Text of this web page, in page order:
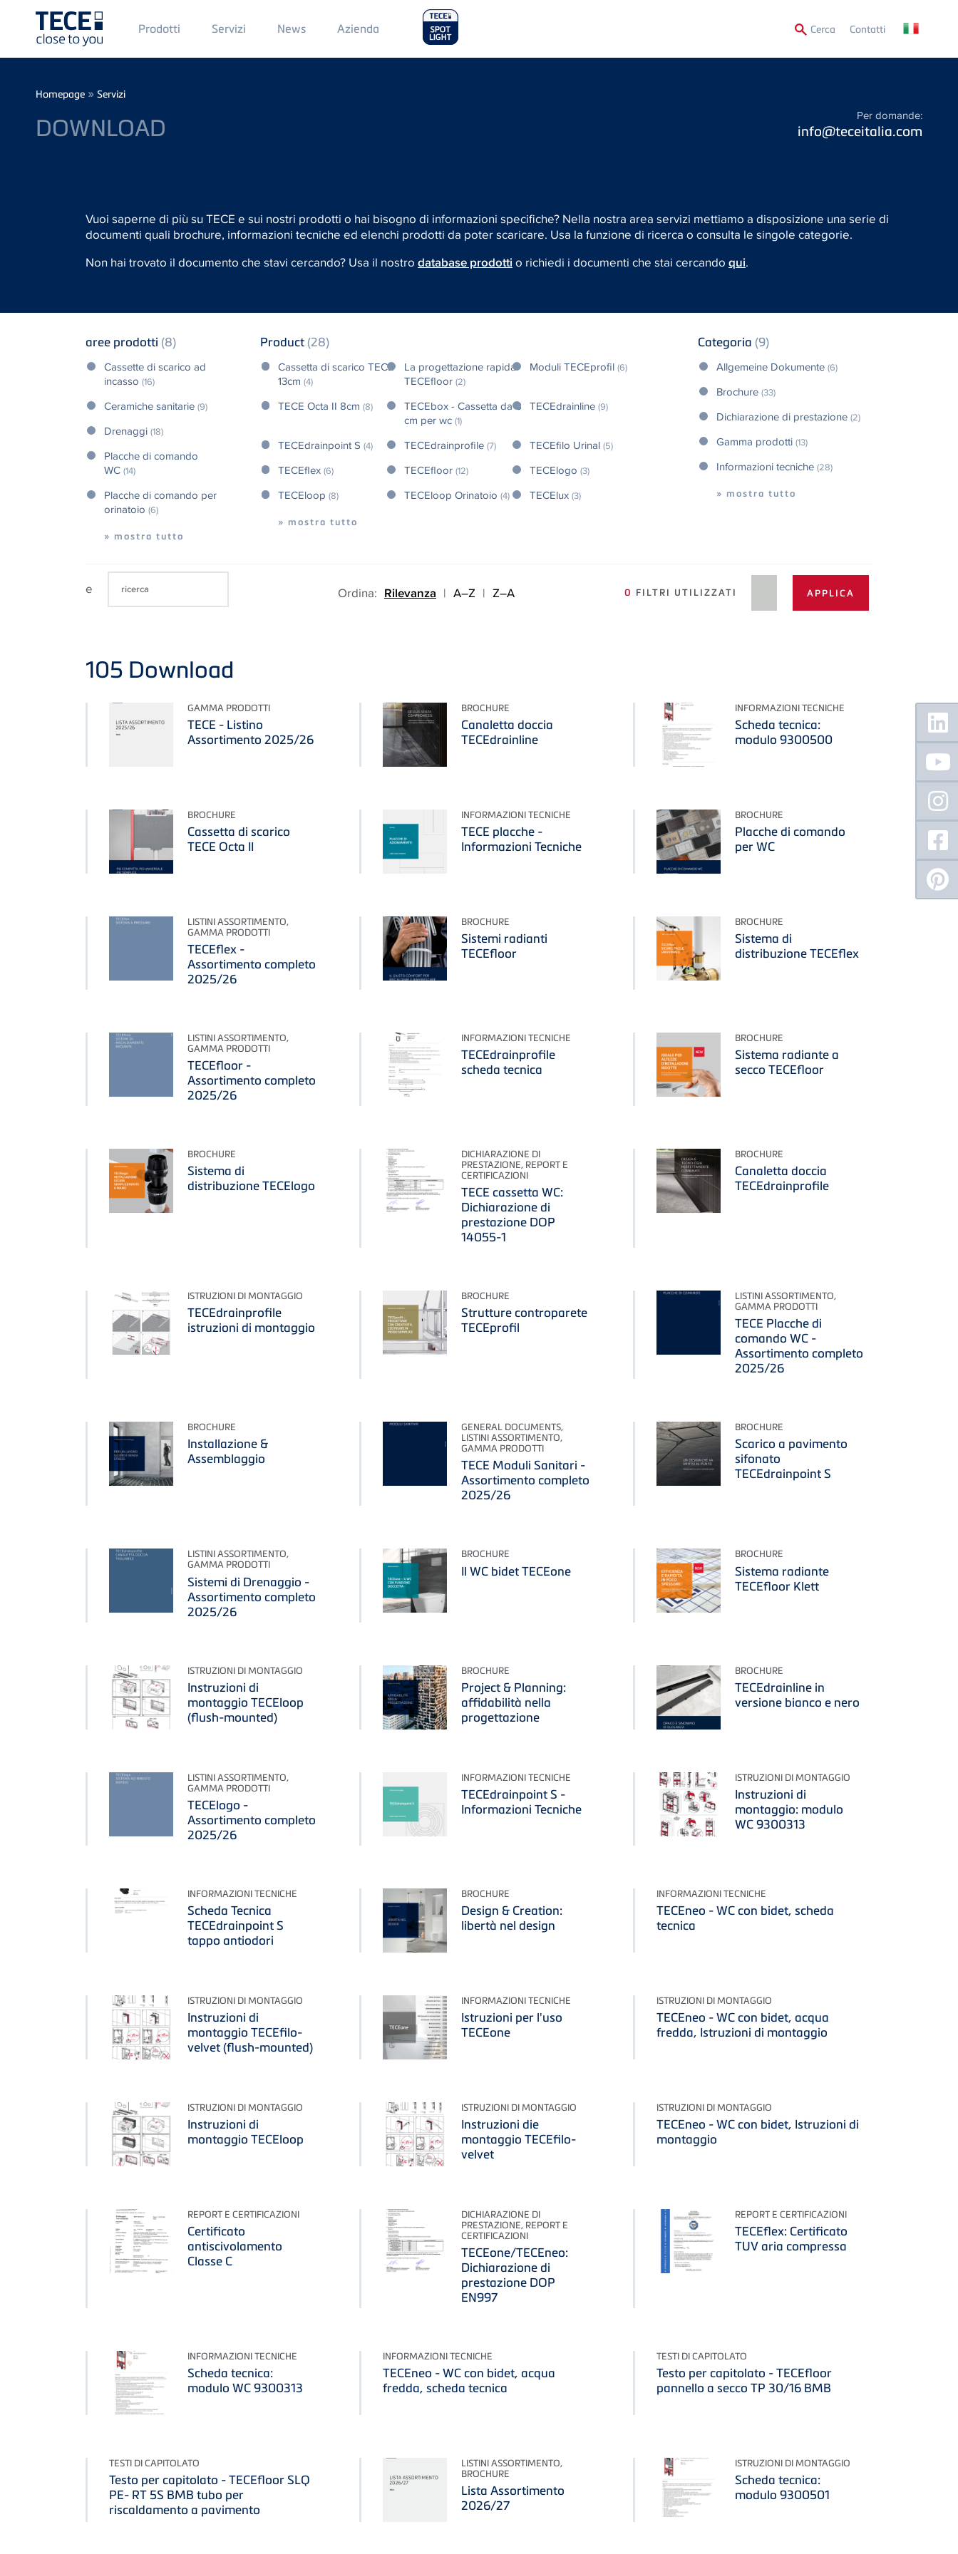
Main
Menü
1
Prodotti Servizi News Main
Menu
2
Azienda Cerca Secondary
Menu
Contatti
Breadcrumb
Homepage » Servizi
DOWNLOAD Per domande:
info@teceitalia.com
Vuoi saperne di più su TECE e sui nostri prodotti o hai bisogno di informazioni specifiche? Nella nostra area servizi mettiamo a disposizione una serie di
documenti quali brochure, informazioni tecniche ed elenchi prodotti da poter scaricare. Usa la funzione di ricerca o consulta le singole categorie.
Non hai trovato il documento che stavi cercando? Usa il nostro database prodotti o richiedi i documenti che stai cercando qui.
aree prodotti (8)
Cassette di scarico ad
incasso (16)
Ceramiche sanitarie (9)
Drenaggi (18)
Placche di comando
WC (14)
Placche di comando per
orinatoio (6)
» mostra tutto
Product (28)
Cassetta di scarico TECE
13cm(4)
La progettazione rapida
TECEfloor (2)
Moduli TECEprofil (6)
TECE Octa II 8cm(8)
TECEbox - Cassetta da 8
cm per wc (1)
TECEdrainline (9)
TECEdrainpoint S(4) TECEdrainprofile (7) TECEfilo Urinal (5)
TECEflex(6) TECEfloor (12) TECElogo (3)
TECEloop(8) TECEloop Orinatoio (4) TECElux (3)
» mostra tutto
Categoria (9)
Allgemeine Dokumente (6)
Brochure (33)
Dichiarazione di prestazione (2)
Gamma prodotti (13)
Informazioni tecniche (28)
» mostra tutto
e Ordina: Rilevanza | A–Z | Z–A 0 FILTRI UTILIZZATI
105 Download
GAMMA PRODOTTI
TECE - Listino
Assortimento 2025/26
BROCHURE
Canaletta doccia
TECEdrainline
INFORMAZIONI TECNICHE
Scheda tecnica:
modulo 9300500
BROCHURE
Cassetta di scarico
TECE Octa II
INFORMAZIONI TECNICHE
TECE placche -
Informazioni Tecniche
BROCHURE
Placche di comando
per WC
LISTINI ASSORTIMENTO,
GAMMA PRODOTTI
TECEflex -
Assortimento completo
2025/26
BROCHURE
Sistemi radianti
TECEfloor
BROCHURE
Sistema di
distribuzione TECEflex
LISTINI ASSORTIMENTO,
GAMMA PRODOTTI
TECEfloor -
Assortimento completo
2025/26
INFORMAZIONI TECNICHE
TECEdrainprofile
scheda tecnica
BROCHURE
Sistema radiante a
secco TECEfloor
BROCHURE
Sistema di
distribuzione TECElogo
DICHIARAZIONE DI
PRESTAZIONE, REPORT E
CERTIFICAZIONI
TECE cassetta WC:
Dichiarazione di
prestazione DOP
14055-1
BROCHURE
Canaletta doccia
TECEdrainprofile
ISTRUZIONI DI MONTAGGIO
TECEdrainprofile
istruzioni di montaggio
BROCHURE
Strutture controparete
TECEprofil
LISTINI ASSORTIMENTO,
GAMMA PRODOTTI
TECE Placche di
comando WC -
Assortimento completo
2025/26
BROCHURE
Installazione &
Assemblaggio
GENERAL DOCUMENTS,
LISTINI ASSORTIMENTO,
GAMMA PRODOTTI
TECE Moduli Sanitari -
Assortimento completo
2025/26
BROCHURE
Scarico a pavimento
sifonato
TECEdrainpoint S
LISTINI ASSORTIMENTO,
GAMMA PRODOTTI
Sistemi di Drenaggio -
Assortimento completo
2025/26
BROCHURE
Il WC bidet TECEone
BROCHURE
Sistema radiante
TECEfloor Klett
ISTRUZIONI DI MONTAGGIO
Instruzioni di
montaggio TECEloop
(flush-mounted)
BROCHURE
Project & Planning:
affidabilità nella
progettazione
BROCHURE
TECEdrainline in
versione bianco e nero
LISTINI ASSORTIMENTO,
GAMMA PRODOTTI
TECElogo -
Assortimento completo
2025/26
INFORMAZIONI TECNICHE
TECEdrainpoint S -
Informazioni Tecniche
ISTRUZIONI DI MONTAGGIO
Instruzioni di
montaggio: modulo
WC 9300313
INFORMAZIONI TECNICHE
Scheda Tecnica
TECEdrainpoint S
tappo antiodori
BROCHURE
Design & Creation:
libertà nel design
INFORMAZIONI TECNICHE
TECEneo - WC con bidet, scheda
tecnica
ISTRUZIONI DI MONTAGGIO
Instruzioni di
montaggio TECEfilo-
velvet (flush-mounted)
INFORMAZIONI TECNICHE
Istruzioni per l'uso
TECEone
ISTRUZIONI DI MONTAGGIO
TECEneo - WC con bidet, acqua
fredda, Istruzioni di montaggio
ISTRUZIONI DI MONTAGGIO
Instruzioni di
montaggio TECEloop
ISTRUZIONI DI MONTAGGIO
Instruzioni die
montaggio TECEfilo-
velvet
ISTRUZIONI DI MONTAGGIO
TECEneo - WC con bidet, Istruzioni di
montaggio
REPORT E CERTIFICAZIONI
Certificato
antiscivolamento
Classe C
DICHIARAZIONE DI
PRESTAZIONE, REPORT E
CERTIFICAZIONI
TECEone/TECEneo:
Dichiarazione di
prestazione DOP
EN997
REPORT E CERTIFICAZIONI
TECEflex: Certificato
TUV aria compressa
INFORMAZIONI TECNICHE
Scheda tecnica:
modulo WC 9300313
INFORMAZIONI TECNICHE
TECEneo - WC con bidet, acqua
fredda, scheda tecnica
TESTI DI CAPITOLATO
Testo per capitolato - TECEfloor
pannello a secco TP 30/16 BMB
TESTI DI CAPITOLATO
Testo per capitolato - TECEfloor SLQ
PE- RT 5S BMB tubo per
riscaldamento a pavimento
LISTINI ASSORTIMENTO,
BROCHURE
Lista Assortimento
2026/27
ISTRUZIONI DI MONTAGGIO
Scheda tecnica:
modulo 9300501
Floating